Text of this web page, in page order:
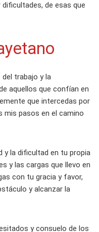
de esas que
trabajo y la
aquellos que confían en
que intercedas por
mis pasos en el camino
y la dificultad en tu propia
y las cargas que llevo en
con tu gracia y favor,
y alcanzar la
y consuelo de los